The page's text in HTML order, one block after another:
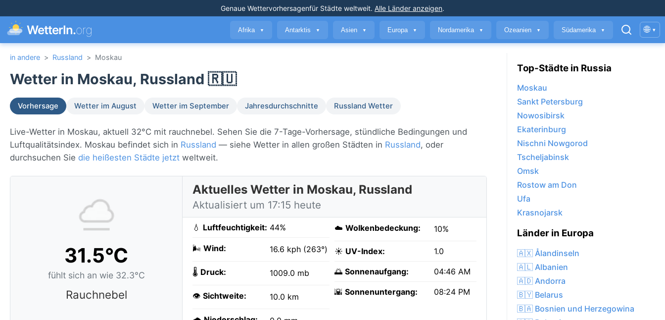
Genaue Wettervorhersagenfür Städte weltweit. Alle Länder anzeigen.
WetterIn.org Afrika ▼ Antarktis ▼ Asien ▼ Europa ▼ Nordamerika ▼ Ozeanien ▼ Südamerika ▼ 🌐 ▾
in andere > Russland > Moskau
Wetter in Moskau, Russland 🇷🇺
Vorhersage Wetter im August Wetter im September Jahresdurchschnitte Russland Wetter
Live-Wetter in Moskau, aktuell 32°C mit rauchnebel. Sehen Sie die 7-Tage-Vorhersage, stündliche Bedingungen und
Luftqualitätsindex. Moskau befindet sich in Russland — siehe Wetter in allen großen Städten in Russland, oder
durchsuchen Sie die heißesten Städte jetzt weltweit.
31.5°C
fühlt sich an wie 32.3°C
Rauchnebel
Aktuelles Wetter in Moskau, Russland
Aktualisiert um 17:15 heute
💧 Luftfeuchtigkeit: 44%
🌬️ Wind: 16.6 kph (263°)
🌡️ Druck: 1009.0 mb
👁️ Sichtweite: 10.0 km
☁️ Wolkenbedeckung: 10%
☀️ UV-Index: 1.0
🌅 Sonnenaufgang: 04:46 AM
🌇 Sonnenuntergang: 08:24 PM
Top-Städte in Russia
Moskau
Sankt Petersburg
Nowosibirsk
Ekaterinburg
Nischni Nowgorod
Tscheljabinsk
Omsk
Rostow am Don
Ufa
Krasnojarsk
Länder in Europa
🇦🇽 Ålandinseln
🇦🇱 Albanien
🇦🇩 Andorra
🇧🇾 Belarus
🇧🇦 Bosnien und Herzegowina